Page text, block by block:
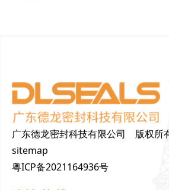
广东德龙密封科技有限公司 版权所
sitemap
粤ICP备2021164936号